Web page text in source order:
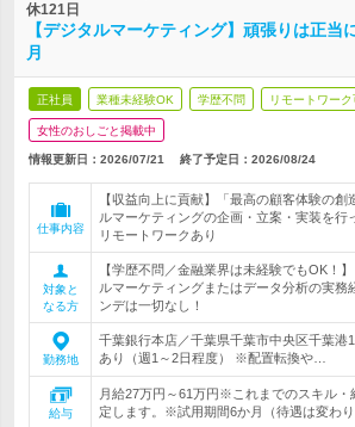
休121日
【デジタルマーケティング】頑張りは正当
月
正社員 業種未経験OK 学歴不問 リモートワーク
女性のおしごと掲載中
情報更新日：2026/07/21 終了予定日： 2026/08/24
仕事内容
【収益向上に貢献】「最高の顧客体験の創
ルマーケティングの企画・立案・実装を
リモートワークあり
対象と
なる方
【学歴不問／金融業界は未経験でもOK！
ルマーケティングまたはデータ分析の実
ンデは一切なし！
勤務地
千葉銀行本店／千葉県千葉市中央区千葉港
あり（週1～2日程度） ※配置転換や…
給与
月給27万円～61万円※これまでのスキル・
定します。※試用期間6か月（待遇は変わり